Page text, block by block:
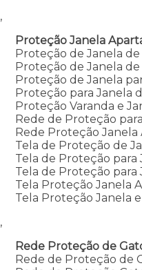
,
Proteção Janela
Proteção de Janela
Proteção de Janela
Proteção de Janela
Proteção para Janela
Proteção Varanda e
Rede de Proteção
Rede Proteção
Tela de Proteção de
Tela de Proteção
Tela de Proteção
Tela Proteção Janela
Tela Proteção Janela
,
Rede Proteção de
Rede de Proteção de